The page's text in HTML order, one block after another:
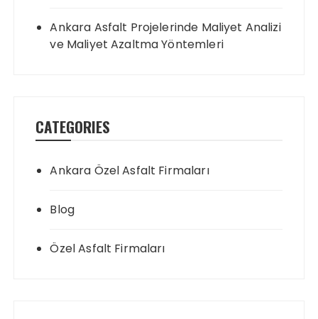
Ankara Asfalt Projelerinde Maliyet Analizi
ve Maliyet Azaltma Yöntemleri
CATEGORIES
Ankara Özel Asfalt Firmaları
Blog
Özel Asfalt Firmaları